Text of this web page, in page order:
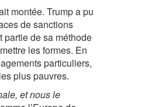
montée. Trump a pu
de sanctions
partie de sa méthode
les formes. En
particuliers,
plus pauvres.
et nous le